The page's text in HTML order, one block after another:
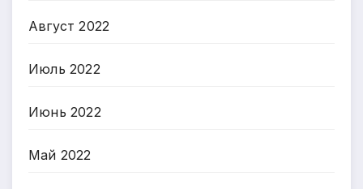
Август 2022
Июль 2022
Июнь 2022
Май 2022